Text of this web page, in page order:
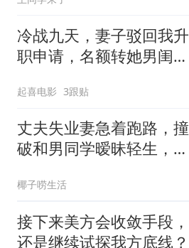
冷战九天，妻子驳回我升
职申请，名额转她男闺
起喜电影 3跟贴
丈夫失业妻急着跑路，撞
破和男同学暧昧轻生，反
椰子唠生活
接下来美方会收敛手段，
还是继续试探我方底线？